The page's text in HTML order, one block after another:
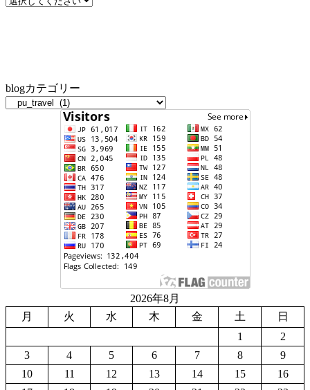
blogカテゴリー
2026年8月
月
火 水 木 金 土
日
1
2
3
4 5 6 7 8
9
10
11 12 13 14 15
16